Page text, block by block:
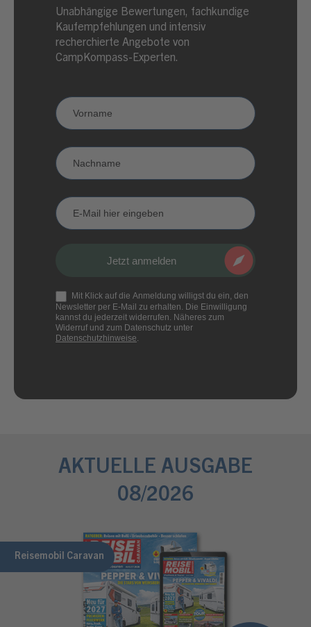
Unabhängige Bewertungen, fachkundige
Kaufempfehlungen und intensiv
recherchierte Angebote von
CampKompass-Experten.
CampKompass
Vorname
Nachname
Mail
Jetzt anmelden
Mit Klick auf die Anmeldung willigst du ein, den
Newsletter per E-Mail zu erhalten. Die Einwilligung
kannst du jederzeit widerrufen. Näheres zum
Widerruf und zum Datenschutz unter
Datenschutzhinweise.
AKTUELLE AUSGABE
08/2026
Reisemobil Caravan